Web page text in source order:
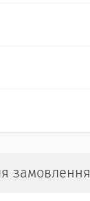
замовлення